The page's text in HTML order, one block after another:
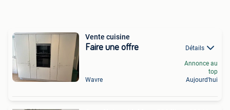
Vente cuisine
Faire une offre Détails
Wavre
Annonce au
top
Aujourd'hui